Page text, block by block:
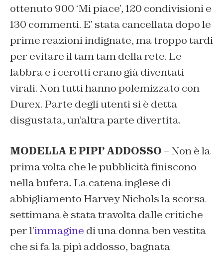
ottenuto 900 ‘Mi piace’, 120 condivisioni e
130 commenti. E’ stata cancellata dopo le
prime reazioni indignate, ma troppo tardi
per evitare il tam tam della rete. Le
labbra e i cerotti erano già diventati
virali. Non tutti hanno polemizzato con
Durex. Parte degli utenti si è detta
disgustata, un’altra parte divertita.
MODELLA E PIPI’ ADDOSSO– Non è la
prima volta che le pubblicità finiscono
nella bufera. La catena inglese di
abbigliamento Harvey Nichols la scorsa
settimana è stata travolta dalle critiche
per l’immagine di una donna ben vestita
che si fa la pipì addosso, bagnata